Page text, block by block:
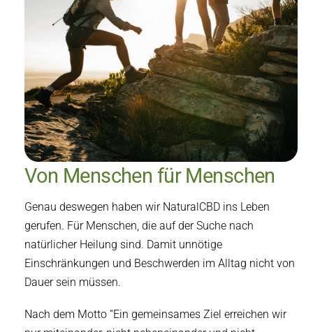
Von Menschen für Menschen
Genau deswegen haben wir NaturalCBD ins Leben
gerufen. Für Menschen, die auf der Suche nach
natürlicher Heilung sind. Damit unnötige
Einschränkungen und Beschwerden im Alltag nicht von
Dauer sein müssen.
Nach dem Motto “Ein gemeinsames Ziel erreichen wir